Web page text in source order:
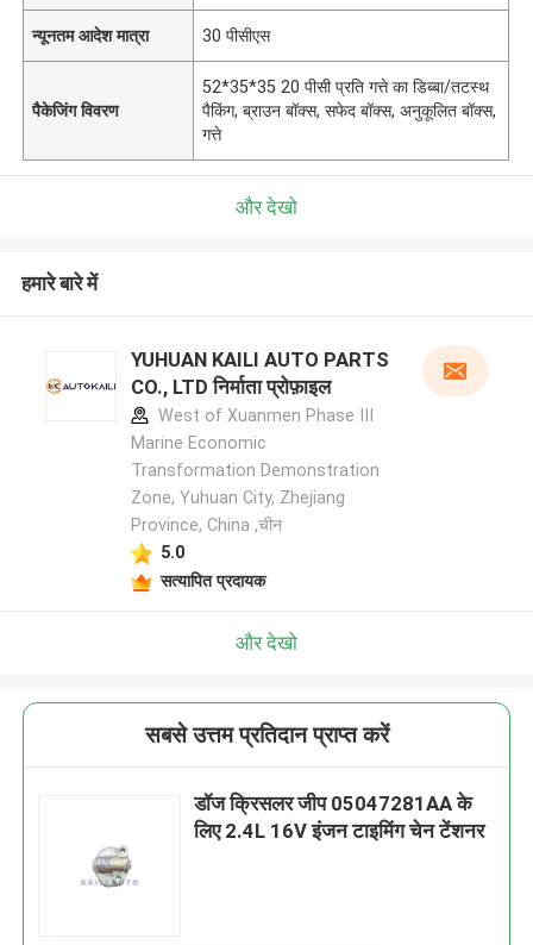
न्यूनतम आदेश मात्रा 30 पीसीएस
पैकेजिंग विवरण
52*35*35 20 पीसी प्रति गत्ते का डिब्बा/तटस्थ
पैकिंग, ब्राउन बॉक्स, सफेद बॉक्स, अनुकूलित बॉक्स,
गत्ते
और देखो
हमारे बारे में
YUHUAN KAILI AUTO PARTS
CO., LTD निर्माता प्रोफ़ाइल
West of Xuanmen Phase III
Marine Economic
Transformation Demonstration
Zone, Yuhuan City, Zhejiang
Province, China ,चीन
5.0
सत्यापित प्रदायक
और देखो
सबसे उत्तम प्रतिदान प्राप्त करें
डॉज क्रिसलर जीप 05047281AA के
लिए 2.4L 16V इंजन टाइमिंग चेन टेंशनर